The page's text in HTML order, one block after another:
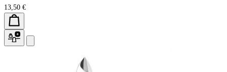
13,50 €